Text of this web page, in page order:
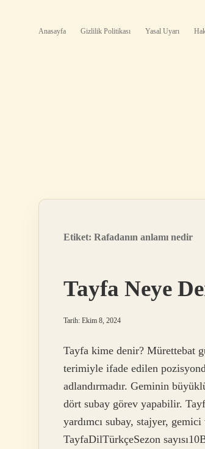
Anasayfa Gizlilik Politikası Yasal Uyarı
Etiket: Rafadanın anlamı nedir
Tayfa Neye
Tarih: Ekim 8, 2024
Tayfa kime denir? Mürettebat
terimiyle ifade edilen
adlandırmadır. Geminin
dört subay görev yapabilir.
yardımcı subay, stajyer,
TayfaDilTürkçeSezon